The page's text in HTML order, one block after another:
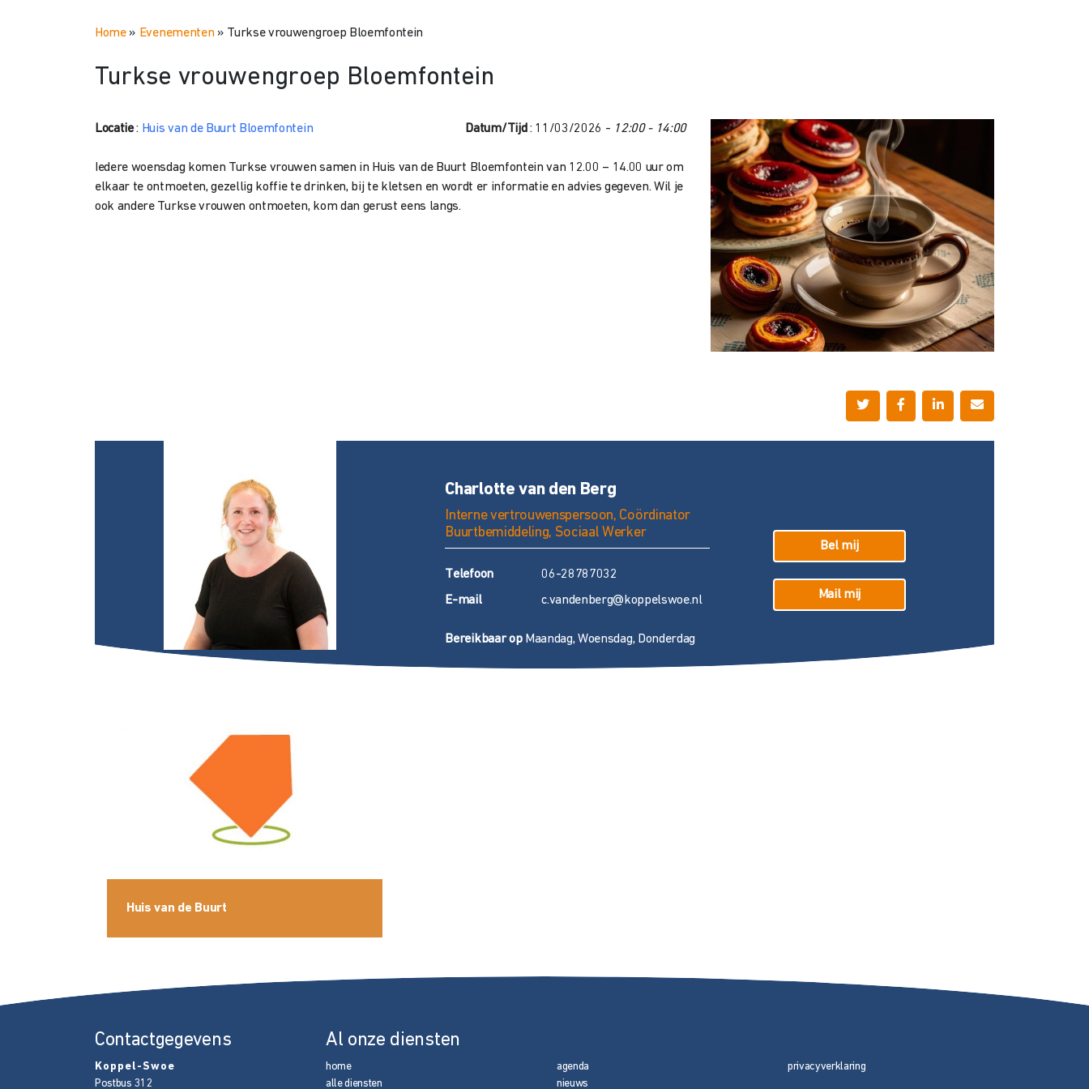
Home» Evenementen» Turkse vrouwengroep Bloemfontein
Turkse vrouwengroep Bloemfontein
Locatie: Huis van de Buurt Bloemfontein Datum/Tijd : 11/03/2026 - 12:00 - 14:00
Iedere woensdag komen Turkse vrouwen samen in Huis van de Buurt Bloemfontein van 12.00 – 14.00 uur om
elkaar te ontmoeten, gezellig koffie te drinken, bij te kletsen en wordt er informatie en advies gegeven. Wil je
ook andere Turkse vrouwen ontmoeten, kom dan gerust eens langs.
Charlotte van den Berg
Interne vertrouwenspersoon, Coördinator
Buurtbemiddeling, Sociaal Werker
Telefoon
06-28787032
E-mail c.vandenberg@koppelswoe.nl
Bereikbaar opMaandag, Woensdag, Donderdag
Bel mij
Mail mij
Huis van de Buurt
Contactgegevens
Koppel-Swoe
Postbus 312
Al onze diensten
home
alle diensten
agenda
nieuws
privacyverklaring